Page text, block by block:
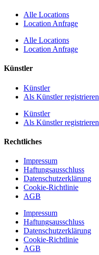
Alle Locations
Location Anfrage
Alle Locations
Location Anfrage
Künstler
Künstler
Als Künstler registrieren
Künstler
Als Künstler registrieren
Rechtliches
Impressum
Haftungsausschluss
Datenschutzerklärung
Cookie-Richtlinie
AGB
Impressum
Haftungsausschluss
Datenschutzerklärung
Cookie-Richtlinie
AGB